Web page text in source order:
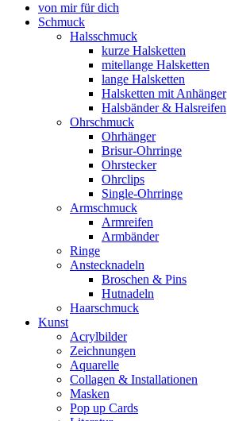
von mir für dich
Schmuck
Halsschmuck
kurze Halsketten
mitellange Halsketten
lange Halsketten
Halsketten mit Anhänger
Halsbänder & Halsreifen
Ohrschmuck
Ohrhänger
Brisur-Ohrringe
Ohrstecker
Ohrclips
Single-Ohrringe
Armschmuck
Armreifen
Armbänder
Ringe
Anstecknadeln
Broschen & Pins
Hutnadeln
Haarschmuck
Kunst
Acrylbilder
Zeichnungen
Aquarelle
Collagen & Installationen
Masken
Pop up Cards